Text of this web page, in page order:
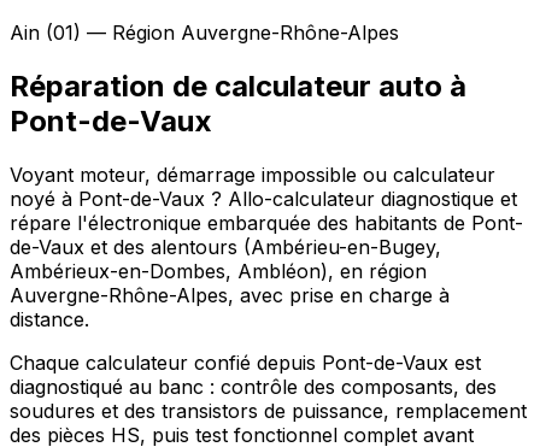
Ain (01) — Région Auvergne-Rhône-Alpes
Réparation de calculateur auto à
Pont-de-Vaux
Voyant moteur, démarrage impossible ou calculateur
noyé à Pont-de-Vaux ? Allo-calculateur diagnostique et
répare l'électronique embarquée des habitants de Pont-
de-Vaux et des alentours (Ambérieu-en-Bugey,
Ambérieux-en-Dombes, Ambléon), en région
Auvergne-Rhône-Alpes, avec prise en charge à
distance.
Chaque calculateur confié depuis Pont-de-Vaux est
diagnostiqué au banc : contrôle des composants, des
soudures et des transistors de puissance, remplacement
des pièces HS, puis test fonctionnel complet avant